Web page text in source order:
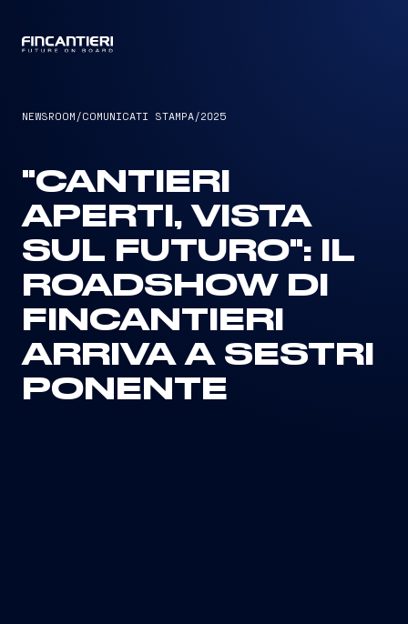
NEWSROOM /COMUNICATI STAMPA/2025
"CANTIERI
APERTI, VISTA
SUL FUTURO": IL
ROADSHOW DI
FINCANTIERI
ARRIVA A SESTRI
PONENTE